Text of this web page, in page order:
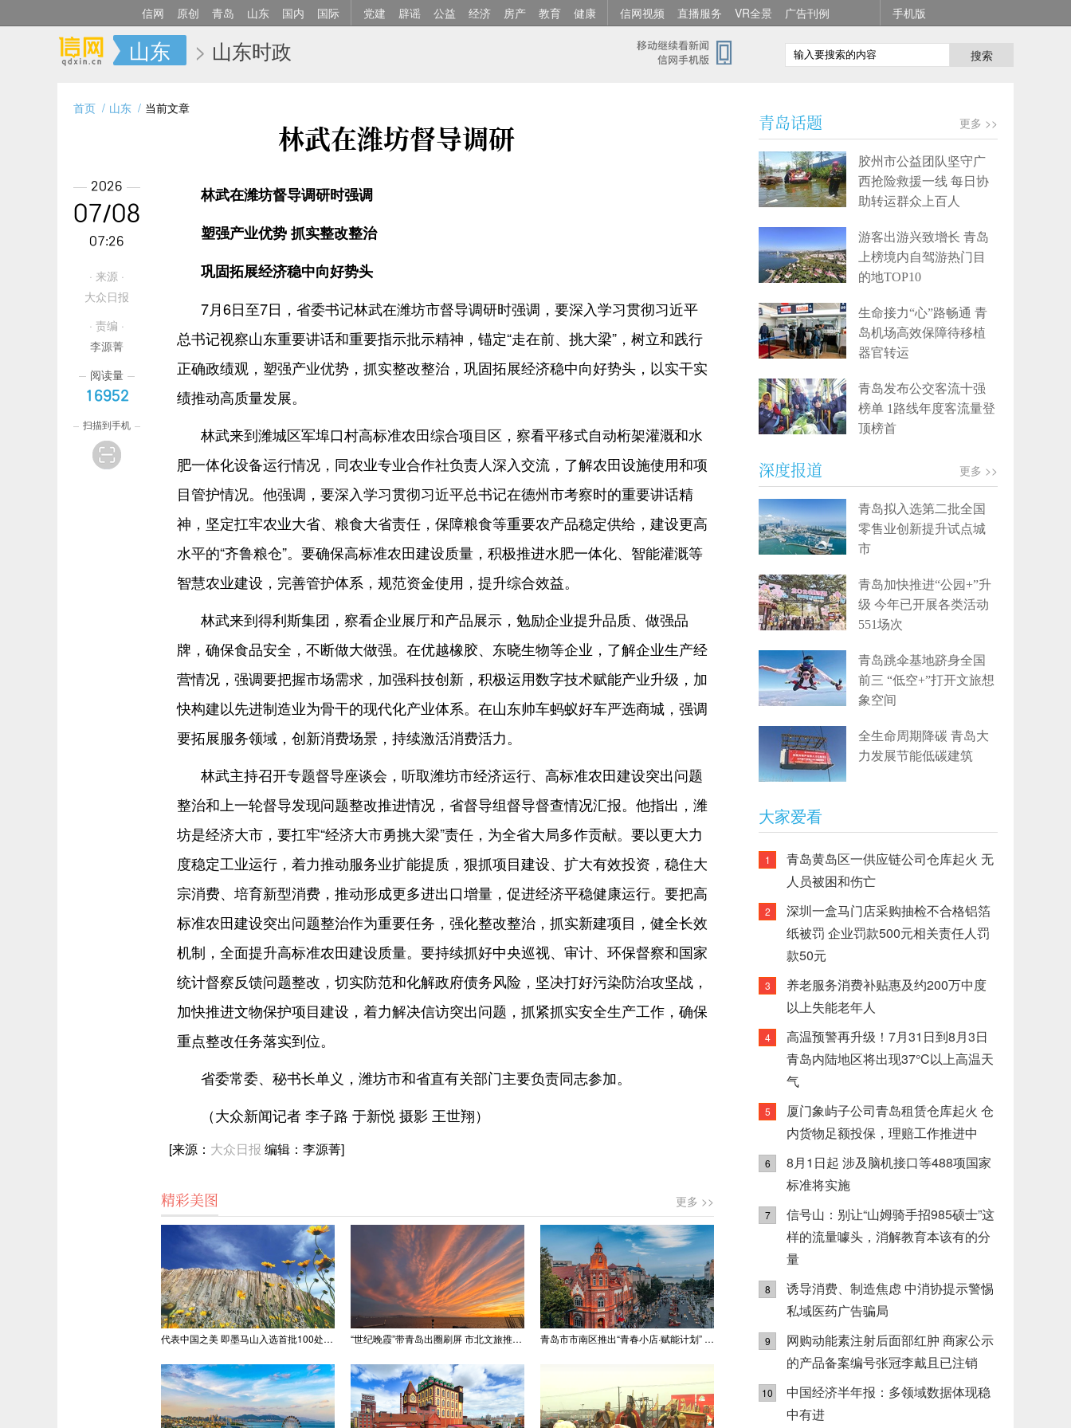
信网 原创 青岛 山东 国内 国际 党建 辟谣 公益 经济 房产 教育 健康 信网视频 直播服务 VR全景 广告刊例 手机版
山东 > 山东时政 搜索
首页 山东 当前文章
林武在潍坊督导调研
2026
07/08
07:26
· 来源 ·
大众日报
· 责编 ·
李源菁
阅读量
16952
扫描到手机
林武在潍坊督导调研时强调
塑强产业优势 抓实整改整治
巩固拓展经济稳中向好势头
7月6日至7日，省委书记林武在潍坊市督导调研时强调，要深入学习贯彻习近平
总书记视察山东重要讲话和重要指示批示精神，锚定“走在前、挑大梁”，树立和践行
正确政绩观，塑强产业优势，抓实整改整治，巩固拓展经济稳中向好势头，以实干实
绩推动高质量发展。
林武来到潍城区军埠口村高标准农田综合项目区，察看平移式自动桁架灌溉和水
肥一体化设备运行情况，同农业专业合作社负责人深入交流，了解农田设施使用和项
目管护情况。他强调，要深入学习贯彻习近平总书记在德州市考察时的重要讲话精
神，坚定扛牢农业大省、粮食大省责任，保障粮食等重要农产品稳定供给，建设更高
水平的“齐鲁粮仓”。要确保高标准农田建设质量，积极推进水肥一体化、智能灌溉等
智慧农业建设，完善管护体系，规范资金使用，提升综合效益。
林武来到得利斯集团，察看企业展厅和产品展示，勉励企业提升品质、做强品
牌，确保食品安全，不断做大做强。在优越橡胶、东晓生物等企业，了解企业生产经
营情况，强调要把握市场需求，加强科技创新，积极运用数字技术赋能产业升级，加
快构建以先进制造业为骨干的现代化产业体系。在山东帅车蚂蚁好车严选商城，强调
要拓展服务领域，创新消费场景，持续激活消费活力。
林武主持召开专题督导座谈会，听取潍坊市经济运行、高标准农田建设突出问题
整治和上一轮督导发现问题整改推进情况，省督导组督导督查情况汇报。他指出，潍
坊是经济大市，要扛牢“经济大市勇挑大梁”责任，为全省大局多作贡献。要以更大力
度稳定工业运行，着力推动服务业扩能提质，狠抓项目建设、扩大有效投资，稳住大
宗消费、培育新型消费，推动形成更多进出口增量，促进经济平稳健康运行。要把高
标准农田建设突出问题整治作为重要任务，强化整改整治，抓实新建项目，健全长效
机制，全面提升高标准农田建设质量。要持续抓好中央巡视、审计、环保督察和国家
统计督察反馈问题整改，切实防范和化解政府债务风险，坚决打好污染防治攻坚战，
加快推进文物保护项目建设，着力解决信访突出问题，抓紧抓实安全生产工作，确保
重点整改任务落实到位。
省委常委、秘书长单义，潍坊市和省直有关部门主要负责同志参加。
（大众新闻记者 李子路 于新悦 摄影 王世翔）
[来源： 大众日报 编辑：李源菁]
精彩美图 更多 >>
代表中国之美 即墨马山入选首批100处“美丽中国打卡点” “世纪晚霞”带青岛出圈刷屏 市北文旅推出精品线路 青岛市市南区推出“青春小店·赋能计划” 聚满青岛温情
青岛话题 更多 >>
胶州市公益团队坚守广
西抢险救援一线 每日协
助转运群众上百人
游客出游兴致增长 青岛
上榜境内自驾游热门目
的地TOP10
生命接力“心”路畅通 青
岛机场高效保障待移植
器官转运
青岛发布公交客流十强
榜单 1路线年度客流量登
顶榜首
深度报道 更多 >>
青岛拟入选第二批全国
零售业创新提升试点城
市
青岛加快推进“公园+”升
级 今年已开展各类活动
551场次
青岛跳伞基地跻身全国
前三 “低空+”打开文旅想
象空间
全生命周期降碳 青岛大
力发展节能低碳建筑
大家爱看
1
青岛黄岛区一供应链公司仓库起火 无
人员被困和伤亡
2
深圳一盒马门店采购抽检不合格铝箔
纸被罚 企业罚款500元相关责任人罚
款50元
3
养老服务消费补贴惠及约200万中度
以上失能老年人
4
高温预警再升级！7月31日到8月3日
青岛内陆地区将出现37°C以上高温天
气
5
厦门象屿子公司青岛租赁仓库起火 仓
内货物足额投保，理赔工作推进中
6
8月1日起 涉及脑机接口等488项国家
标准将实施
7
信号山：别让“山姆骑手招985硕士”这
样的流量噱头，消解教育本该有的分
量
8
诱导消费、制造焦虑 中消协提示警惕
私域医药广告骗局
9
网购动能素注射后面部红肿 商家公示
的产品备案编号张冠李戴且已注销
10
中国经济半年报：多领域数据体现稳
中有进